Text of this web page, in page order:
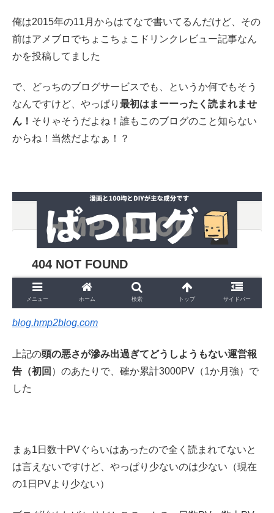
俺は2015年の11月からはてなで書いてるんだけど、その
前はアメブロでちょこちょこドリンクレビュー記事なん
かを投稿してました
で、どっちのブログサービスでも、というか何でもそう
なんですけど、やっぱり 最初はまーーったく読まれませ
ん！ そりゃそうだよね！誰もこのブログのこと知らない
からね！当然だよなぁ！？
blog.hmp2blog.com
上記の頭の悪さが滲み出過ぎてどうしようもない運営報
告（初回 ）のあたりで、確か累計3000PV（1か月強）で
した
まぁ1日数十PVぐらいはあったので全く読まれてないと
は言えないですけど、やっぱり少ないのは少ない（現在
の1日PVより少ない）